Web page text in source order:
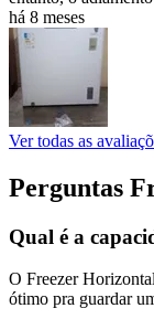
há 8 meses
Ver todas as
Perguntas
Qual é a
O Freezer
ótimo pra guardar